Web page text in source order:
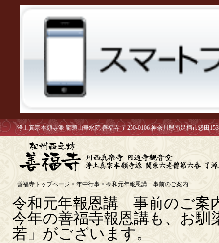
浄土真宗本願寺派 龍頭山華水院 善福寺 〒250-0106 神奈川県南足柄市怒田153
善福寺トップページ > 年中行事 > 令和元年報恩講 事前のご案内
令和元年報恩講 事前のご案
今年の善福寺報恩講も、お馴
若」がございます。